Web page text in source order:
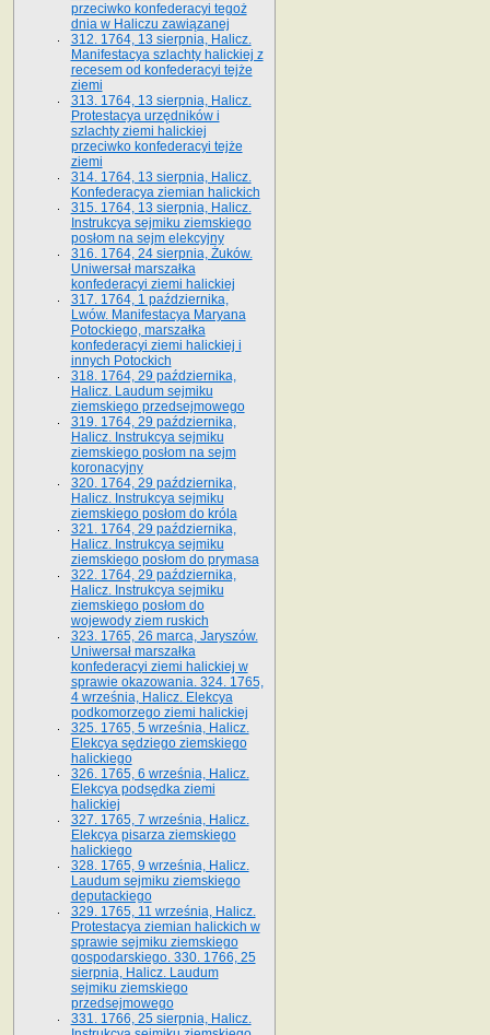
przeciwko konfederacyi tegoż
dnia w Haliczu zawiązanej
312. 1764, 13 sierpnia, Halicz.
Manifestacya szlachty halickiej z
recesem od konfederacyi tejże
ziemi
313. 1764, 13 sierpnia, Halicz.
Protestacya urzędników i
szlachty ziemi halickiej
przeciwko konfederacyi tejże
ziemi
314. 1764, 13 sierpnia, Halicz.
Konfederacya ziemian halickich
315. 1764, 13 sierpnia, Halicz.
Instrukcya sejmiku ziemskiego
posłom na sejm elekcyjny
316. 1764, 24 sierpnia, Żuków.
Uniwersał marszałka
konfederacyi ziemi halickiej
317. 1764, 1 października,
Lwów. Manifestacya Maryana
Potockiego, marszałka
konfederacyi ziemi halickiej i
innych Potockich
318. 1764, 29 października,
Halicz. Laudum sejmiku
ziemskiego przedsejmowego
319. 1764, 29 października,
Halicz. Instrukcya sejmiku
ziemskiego posłom na sejm
koronacyjny
320. 1764, 29 października,
Halicz. Instrukcya sejmiku
ziemskiego posłom do króla
321. 1764, 29 października,
Halicz. Instrukcya sejmiku
ziemskiego posłom do prymasa
322. 1764, 29 października,
Halicz. Instrukcya sejmiku
ziemskiego posłom do
wojewody ziem ruskich
323. 1765, 26 marca, Jaryszów.
Uniwersał marszałka
konfederacyi ziemi halickiej w
sprawie okazowania. 324. 1765,
4 września, Halicz. Elekcya
podkomorzego ziemi halickiej
325. 1765, 5 września, Halicz.
Elekcya sędziego ziemskiego
halickiego
326. 1765, 6 września, Halicz.
Elekcya podsędka ziemi
halickiej
327. 1765, 7 września, Halicz.
Elekcya pisarza ziemskiego
halickiego
328. 1765, 9 września, Halicz.
Laudum sejmiku ziemskiego
deputackiego
329. 1765, 11 września, Halicz.
Protestacya ziemian halickich w
sprawie sejmiku ziemskiego
gospodarskiego. 330. 1766, 25
sierpnia, Halicz. Laudum
sejmiku ziemskiego
przedsejmowego
331. 1766, 25 sierpnia, Halicz.